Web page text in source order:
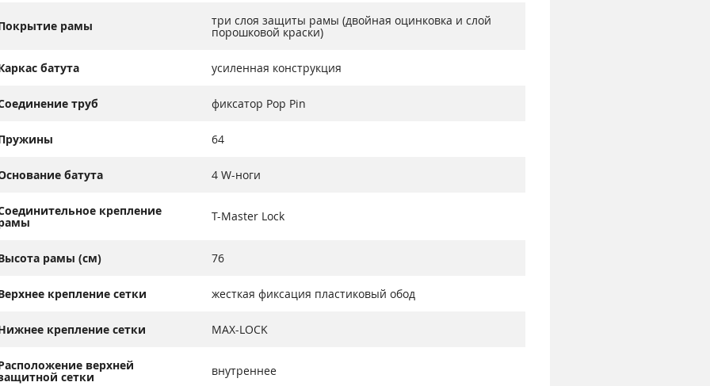
рамы три слоя защиты рамы (двойная оцинковка и слой
порошковой краски)
батута усиленная конструкция
труб фиксатор Pop Pin
64
батута 4 W-ноги
крепление T-Master Lock
рамы (см) 76
крепление сетки жесткая фиксация пластиковый обод
крепление сетки MAX-LOCK
верхней
сетки внутреннее